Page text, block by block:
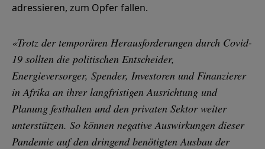
adressieren, zum Opfer fallen.
«Trotz der temporären Herausforderungen durch Covid-
19 sollten die politischen Entscheider,
Energieversorger, Spender, Investoren und Finanzierer
in Afrika an ihrer langfristigen Ausrichtung und
Planung festhalten und den privaten Sektor weiter
unterstützen. So können negative Auswirkungen dieser
Pandemie auf den dringend benötigten Ausbau der